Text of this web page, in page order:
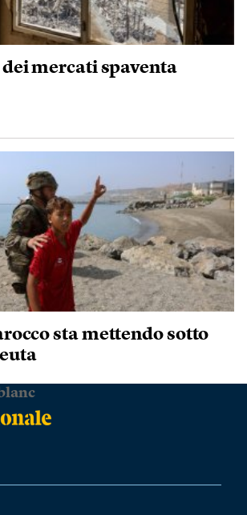
mercati spaventa
sta mettendo sotto